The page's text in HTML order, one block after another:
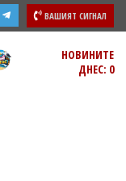
ВАШИЯТ СИГНАЛ
НОВИНИТЕ
ДНЕС: 0